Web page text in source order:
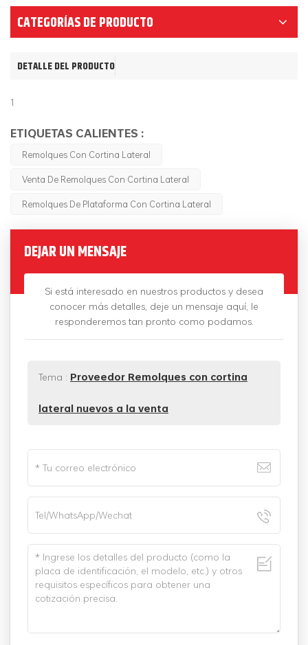
CATEGORÍAS DE PRODUCTO
DETALLE DEL PRODUCTO
1
ETIQUETAS CALIENTES :
Remolques Con Cortina Lateral
Venta De Remolques Con Cortina Lateral
Remolques De Plataforma Con Cortina Lateral
DEJAR UN MENSAJE
Si está interesado en nuestros productos y desea
conocer más detalles, deje un mensaje aquí, le
responderemos tan pronto como podamos.
Tema : Proveedor Remolques con cortina
lateral nuevos a la venta